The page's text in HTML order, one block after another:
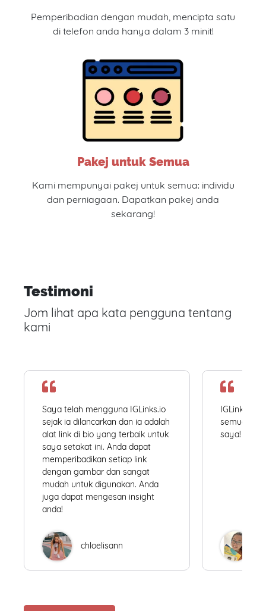
Pemperibadian dengan mudah, mencipta satu
di telefon anda hanya dalam 3 minit!
Pakej untuk Semua
Kami mempunyai pakej untuk semua: individu
dan perniagaan. Dapatkan pakej anda
sekarang!
Testimoni
Jom lihat apa kata pengguna tentang
kami
Saya telah mengguna IGLinks.io
sejak ia dilancarkan dan ia adalah
alat link di bio yang terbaik untuk
saya setakat ini. Anda dapat
memperibadikan setiap link
dengan gambar dan sangat
mudah untuk digunakan. Anda
juga dapat mengesan insight
anda!
chloelisann
IGLinks.io
semua
saya!